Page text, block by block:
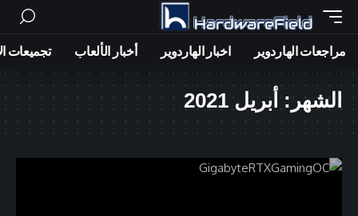
مراجعات الهاردوير اخبار الهاردوير أخبار الألعاب تجميعات
الشهر: أبريل 2021